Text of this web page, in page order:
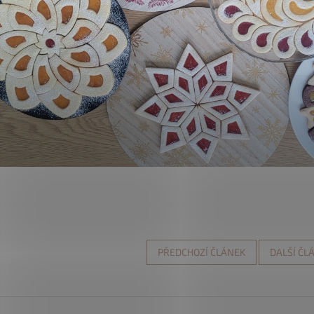
PŘEDCHOZÍ ČLÁNEK DALŠÍ